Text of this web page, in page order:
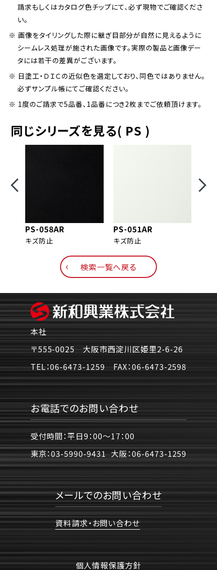
請求もしくはカタログ色チップにて、必ず現物でご確認くださ
い。
※ 画像をタイリングした際に継ぎ目部分が自然に見えるように
シームレス処理が施された画像です。実際の製品と画像デー
タには若干の差異がございます。
※ 日塗工・ＤＩＣの近似色を選定しており、同色ではありません。
必ずサンプル帳にてご確認ください。
※ 1度のご請求で5品番、1品番につき2枚までご依頼頂けます。
同じシリーズを見る( PS )
PS-058AR
キズ防止
PS-051AR
キズ防止
検索一覧へ戻る
本社
〒555-0025 大阪市西淀川区姫里2-6-26
TEL：06-6473-1259 FAX：06-6473-2598
お電話でのお問い合わせ
受付時間：平日9：00〜17：00
東京：03-5990-9431 大阪：06-6473-1259
メールでのお問い合わせ
資料請求・お問い合わせ
個人情報保護方針